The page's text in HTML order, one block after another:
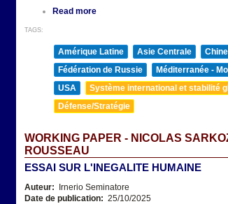
Read more
TAGS:
Amérique Latine Asie Centrale
Fédération de Russie
Méditerranée -
USA
Système international et stabilité
Défense/Stratégie
WORKING PAPER - NICOLAS
ROUSSEAU
ESSAI SUR L'INEGALITE HUMAINE
Auteur:
Irnerio Seminatore
Date de publication: 25/10/2025